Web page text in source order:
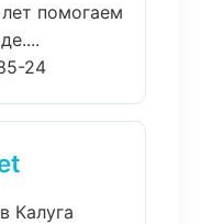
помогаем
24
Калуга